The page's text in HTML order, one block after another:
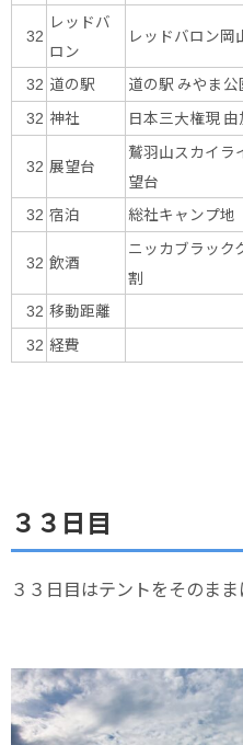
32
レッドバ
ロン
レッドバロン岡
32 道の駅 道の駅 みやま公
32 神社 日本三大権現
32 展望台
鷲羽山スカイラ
望台
32 宿泊 総社キャンプ地
32 飲酒
ニッカブラッ
割
32 移動距離
32 経費
３３日目
３３日目はテントをそのまま